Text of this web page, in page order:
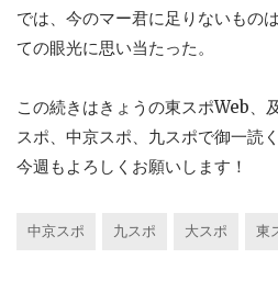
では、今のマー君に足りないもの
ての眼光に思い当たった。
この続きはきょうの東スポWeb、
スポ、中京スポ、九スポで御一読
今週もよろしくお願いします！
中京スポ 九スポ 大スポ 東